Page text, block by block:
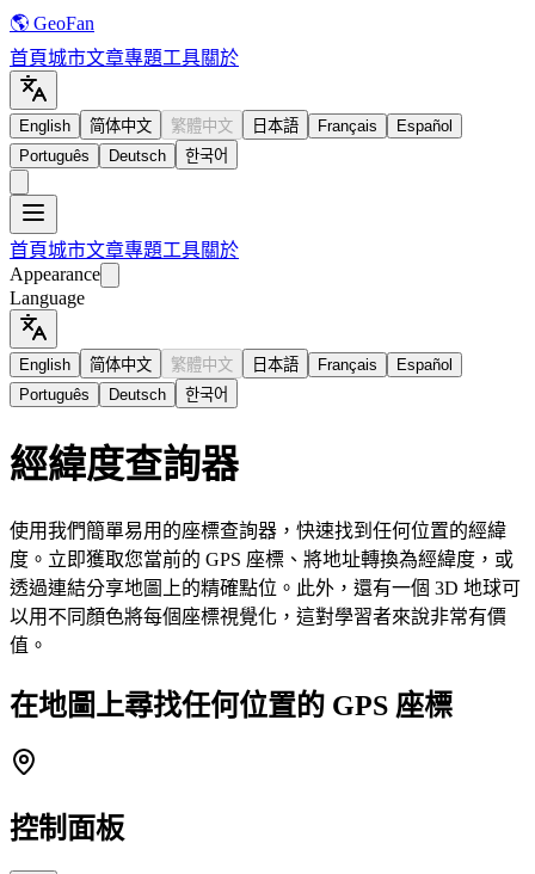
🌎 GeoFan
首頁城市文章專題工具關於
English 简体中文 繁體中文 日本語 Français
Español
Português
Deutsch 한국어
首頁城市文章專題工具關於
Appearance
Language
English 简体中文 繁體中文 日本語 Français
Español
Português
Deutsch 한국어
經緯度查詢器
使用我們簡單易用的座標查詢器，快速找到任何位置的經緯
度。立即獲取您當前的 GPS 座標、將地址轉換為經緯度，或
透過連結分享地圖上的精確點位。此外，還有一個 3D 地球可
以用不同顏色將每個座標視覺化，這對學習者來說非常有價
值。
在地圖上尋找任何位置的 GPS 座標
控制面板